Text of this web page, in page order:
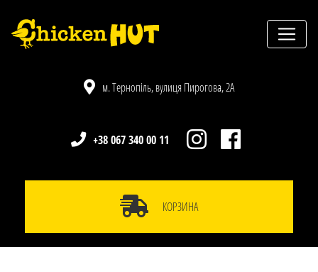
м. Тернопіль, вулиця Пирогова, 2А
+38 067 340 00 11
КОРЗИНА